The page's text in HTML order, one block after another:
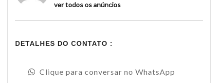
ver todos os anúncios
DETALHES DO CONTATO :
Clique para conversar no WhatsApp